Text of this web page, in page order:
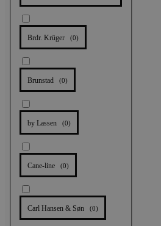
Brdr. Krüger (0)
Brunstad (0)
by Lassen (0)
Cane-line (0)
Carl Hansen & Søn (0)